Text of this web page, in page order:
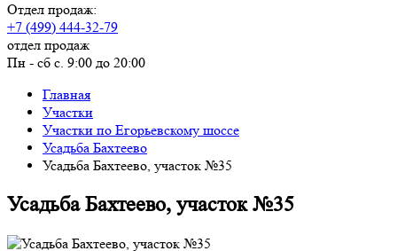
Отдел продаж:
+7 (499) 444-32-79
отдел продаж
Пн - сб с. 9:00 до 20:00
Главная
Участки
Участки по Егорьевскому шоссе
Усадьба Бахтеево
Усадьба Бахтеево, участок №35
Усадьба Бахтеево, участок №35